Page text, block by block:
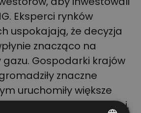
Eksperci rynków
uspokajają, że decyzja
znacząco na
Gospodarki krajów
znaczne
uruchomiły większe
oraz Afryki Północnej.